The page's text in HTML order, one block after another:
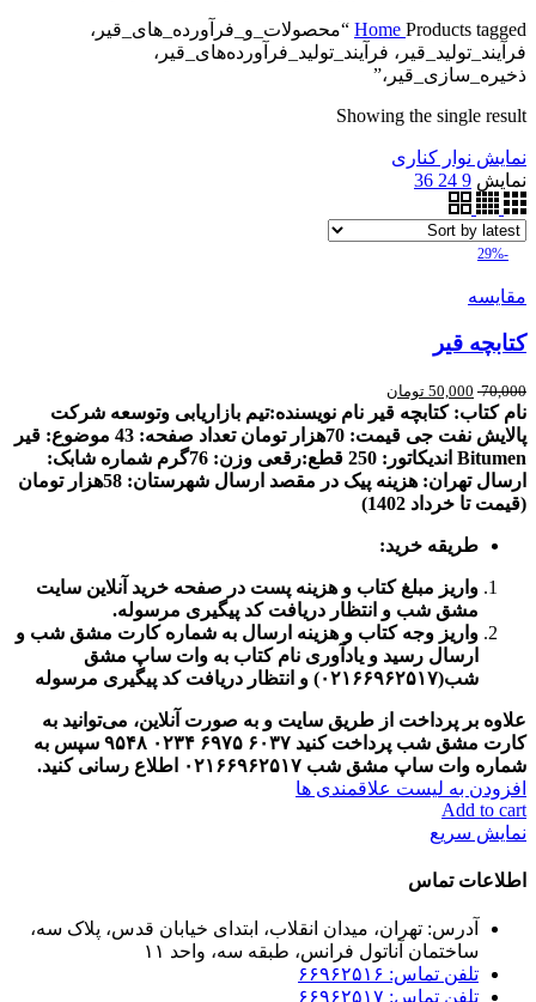
Home Products tagged “محصولات_و_فرآورده_های_قیر،
فرآیند_تولید_قیر، فرآیند_تولید_فرآورده‌های_قیر،
ذخیره_سازی_قیر،”
Showing the single result
نمایش نوار کناری
نمایش 9
24
36
-29%
مقایسه
کتابچه قیر
70,000
50,000 تومان
نام کتاب: کتابچه قیر نام نویسنده:تیم بازاریابی وتوسعه شرکت
پالایش نفت جی قیمت: 7 0هزار تومان تعداد صفحه: 43 موضوع: قیر
Bitumen اندیکاتور: 250 قطع:رقعی وزن: 76گرم
شماره شابک:
ارسال تهران: هزینه پیک در مقصد
ارسال شهرستان: 58هزار تومان
(قیمت تا خرداد 1402)
طریقه خرید:
واریز مبلغ کتاب و هزینه پست در صفحه خرید آنلاین سایت
مشق شب و انتظار دریافت کد پیگیری مرسوله.
واریز وجه کتاب و هزینه ارسال به شماره کارت مشق شب و
ارسال رسید و یادآوری نام کتاب به وات ساپ مشق
شب(۰۲۱۶۶۹۶۲۵۱۷) و انتظار دریافت کد پیگیری مرسوله
علاوه بر پرداخت از طریق سایت و به صورت آنلاین، می‌توانید به
کارت مشق شب پرداخت کنید ۶۰۳۷ ۶۹۷۵ ۰۲۳۴ ۹۵۴۸ سپس به
شماره وات ساپ مشق شب ۰۲۱۶۶۹۶۲۵۱۷ اطلاع رسانی کنید.
افزودن به لیست علاقمندی ها
Add to cart
نمایش سریع
اطلاعات تماس
آدرس: تهران، میدان انقلاب، ابتدای خیابان قدس، پلاک سه،
ساختمان آناتول فرانس، طبقه سه، واحد ۱۱
تلفن تماس: ۶۶۹۶۲۵۱۶
تلفن تماس: ۶۶۹۶۲۵۱۷